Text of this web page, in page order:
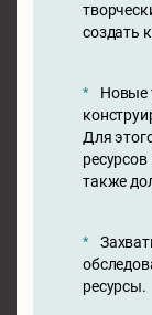
создать
Новые
Для
также
ресурсы.